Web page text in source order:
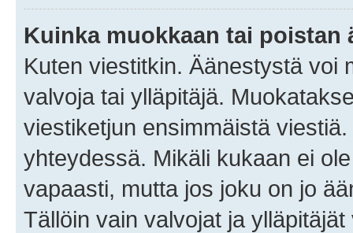
Kuinka muokkaan tai poistan
Kuten viestitkin. Äänestystä voi
valvoja tai ylläpitäjä.
viestiketjun ensimmäistä
yhteydessä. Mikäli kukaan ei
vapaasti, mutta jos joku on jo
Tällöin vain valvojat ja